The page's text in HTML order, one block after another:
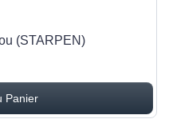
(STARPEN)
Panier